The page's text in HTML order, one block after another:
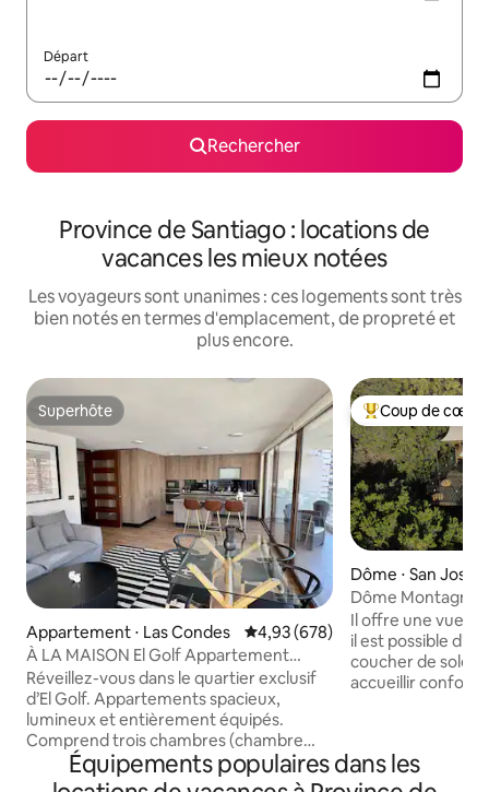
Départ
Rechercher
Province de Santiago : locations de
vacances les mieux notées
Les voyageurs sont unanimes : ces logements sont très
bien notés en termes d'emplacement, de propreté et
plus encore.
Superhôte
Superhôte
Appartement ⋅ Las Condes Évaluation moyenne sur la
4,93 (678)
À LA MAISON El Golf Appartement
3 chambres
Réveillez-vous dans le quartier exclusif
d’El Golf. Appartements spacieux,
lumineux et entièrement équipés.
Comprend trois chambres (chambre
principale avec salle de bain attenante),
un espace de vie et un coin repas
Coups de cœur
Coup de cœur
Dôme ⋅ San José
Dôme Montagne
Il offre une vue
il est possible d'y
coucher de soleil. Dôme conçu pour
accueillir
dispose d'un
de thérapies de
Équipements populaires dans les